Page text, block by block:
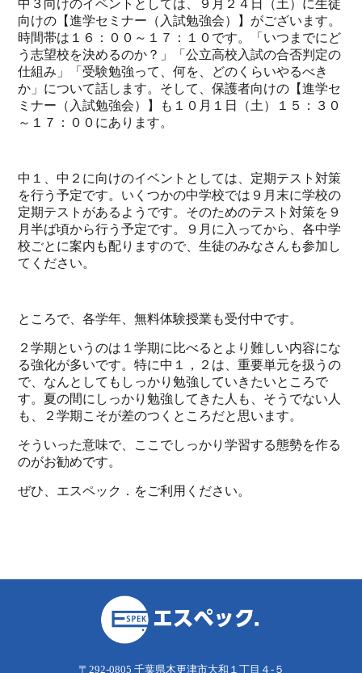
中３向けのイベントとしては、９月２４日（土）に生徒
向けの【進学セミナー（入試勉強会）】がございます。
時間帯は１６：００～１７：１０です。「いつまでにど
う志望校を決めるのか？」「公立高校入試の合否判定の
仕組み」「受験勉強って、何を、どのくらいやるべき
か」について話します。そして、保護者向けの【進学セ
ミナー（入試勉強会）】も１０月１日（土）１５：３０
～１７：００にあります。
中１、中２に向けのイベントとしては、定期テスト対策
を行う予定です。いくつかの中学校では９月末に学校の
定期テストがあるようです。そのためのテスト対策を９
月半ば頃から行う予定です。９月に入ってから、各中学
校ごとに案内も配りますので、生徒のみなさんも参加し
てください。
ところで、各学年、無料体験授業も受付中です。
２学期というのは１学期に比べるとより難しい内容にな
る強化が多いです。特に中１，２は、重要単元を扱うの
で、なんとしてもしっかり勉強していきたいところで
す。夏の間にしっかり勉強してきた人も、そうでない人
も、２学期こそが差のつくところだと思います。
そういった意味で、ここでしっかり学習する態勢を作る
のがお勧めです。
ぜひ、エスペック．をご利用ください。
〒292-0805 千葉県木更津市大和１丁目４-５